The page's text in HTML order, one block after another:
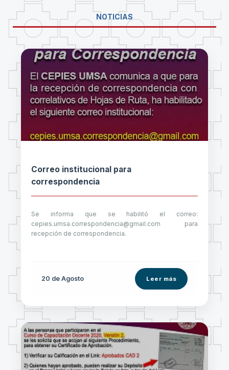
NOTICIAS
Correo institucional para
correspondencia
Se informa que se habilitó el correo:
cepies.umsa.correspondencia@gmail.com para
recepción de correspondencia.
20 de Agosto Leer más